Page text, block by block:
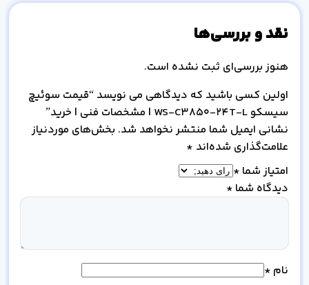
نقد و بررسی‌ها
هنوز بررسی‌ای ثبت نشده است.
اولین کسی باشید که دیدگاهی می نویسد “قیمت سوئیچ
سیسکو WS-C3850-24T-L | مشخصات فنی | خرید”
نشانی ایمیل شما منتشر نخواهد شد. بخش‌های موردنیاز
علامت‌گذاری شده‌اند *
امتیاز شما *
دیدگاه شما *
نام *